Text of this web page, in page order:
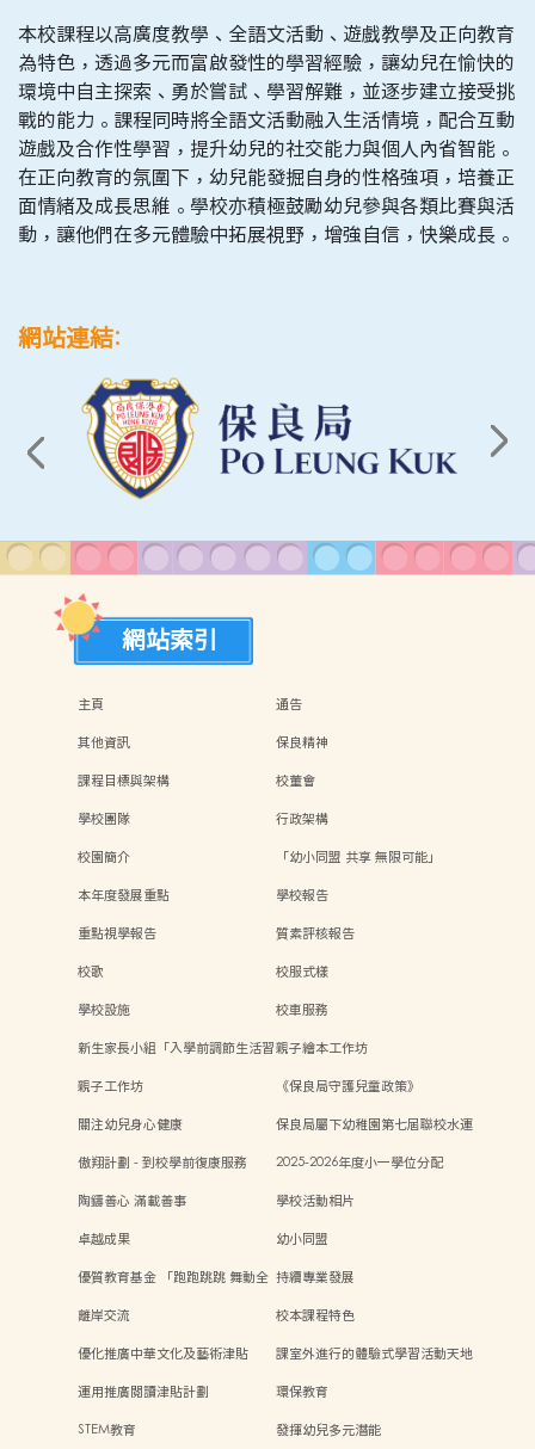
本校課程以高廣度教學、全語文活動、遊戲教學及正向教育
為特色，透過多元而富啟發性的學習經驗，讓幼兒在愉快的
環境中自主探索、勇於嘗試、學習解難，並逐步建立接受挑
戰的能力。課程同時將全語文活動融入生活情境，配合互動
遊戲及合作性學習，提升幼兒的社交能力與個人內省智能。
在正向教育的氛圍下，幼兒能發掘自身的性格強項，培養正
面情緒及成長思維。學校亦積極鼓勵幼兒參與各類比賽與活
動，讓他們在多元體驗中拓展視野，增強自信，快樂成長。
網站連結:
網站索引
主頁
通告
其他資訊
保良精神
課程目標與架構
校董會
學校團隊
行政架構
校園簡介
「幼小同盟 共享 無限可能」
本年度發展重點
學校報告
重點視學報告
質素評核報告
校歌
校服式樣
學校設施
校車服務
新生家長小組「入學前調節生活習親子繪本工作坊
親子工作坊
《保良局守護兒童政策》
關注幼兒身心健康
保良局屬下幼稚園第七屆聯校水運
傲翔計劃 - 到校學前復康服務
2025-2026年度小一學位分配
陶鑄善心 滿載善事
學校活動相片
卓越成果
幼小同盟
優質教育基金 「跑跑跳跳 舞動全 持續專業發展
離岸交流
校本課程特色
優化推廣中華文化及藝術津貼
課室外進行的體驗式學習活動天地
運用推廣閱讀津貼計劃
環保教育
STEM教育
發揮幼兒多元潛能